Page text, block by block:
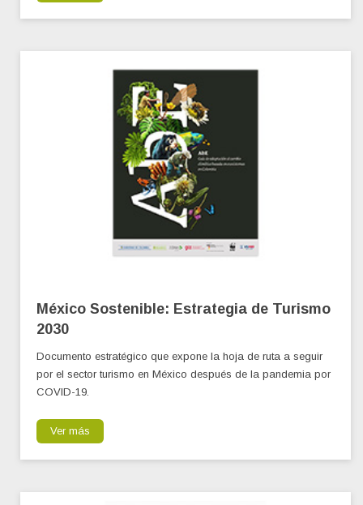
México Sostenible: Estrategia de Turismo
2030
Documento estratégico que expone la hoja de ruta a seguir
por el sector turismo en México después de la pandemia por
COVID-19.
Ver más